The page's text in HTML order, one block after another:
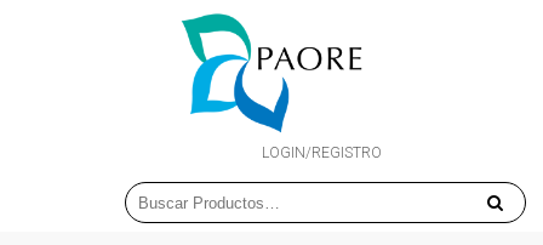
LOGIN/REGISTRO